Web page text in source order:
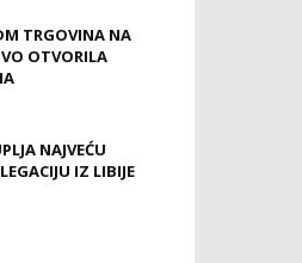
TRGOVINA NA
OTVORILA
NAJVEĆU
IZ LIBIJE